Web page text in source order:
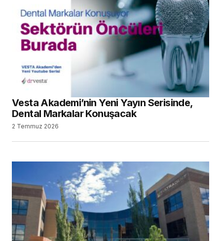
Vesta Akademi’nin Yeni Yayın Serisinde,
Dental Markalar Konuşacak
2 Temmuz 2026